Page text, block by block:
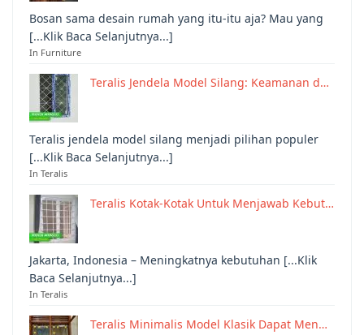
Bosan sama desain rumah yang itu-itu aja? Mau yang
[...Klik Baca Selanjutnya...]
In Furniture
Teralis Jendela Model Silang: Keamanan d…
Teralis jendela model silang menjadi pilihan populer
[...Klik Baca Selanjutnya...]
In Teralis
Teralis Kotak-Kotak Untuk Menjawab Kebut…
Jakarta, Indonesia – Meningkatnya kebutuhan [...Klik
Baca Selanjutnya...]
In Teralis
Teralis Minimalis Model Klasik Dapat Men…